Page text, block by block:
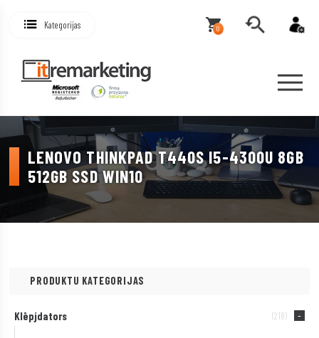
Kategorijas 0
LENOVO THINKPAD T440S I5-4300U 8GB
512GB SSD WIN10
PRODUKTU KATEGORIJAS
Klēpjdators (218)